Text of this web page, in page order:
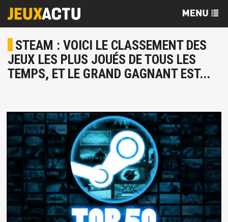
STEAM : VOICI LE CLASSEMENT DES
JEUX LES PLUS JOUÉS DE TOUS LES
TEMPS, ET LE GRAND GAGNANT EST...